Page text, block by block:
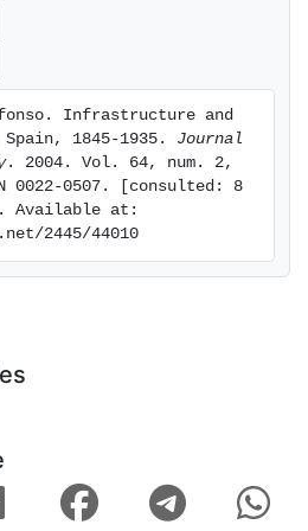
Alfonso. Infrastructure and
Spain, 1845-1935. Journal
. 2004. Vol. 64, num. 2,
0022-0507. [consulted: 8
Available at:
2445/44010